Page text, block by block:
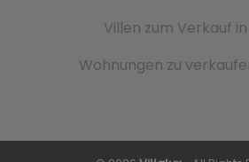
Villen zum Verkauf
Wohnungen zu